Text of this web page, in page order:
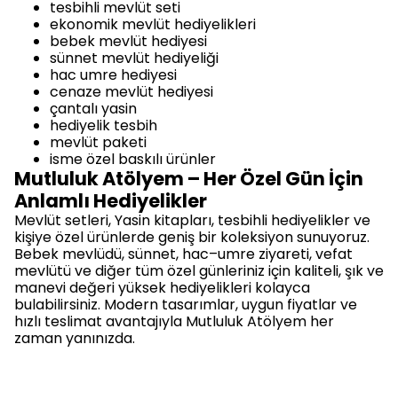
tesbihli mevlüt seti
ekonomik mevlüt hediyelikleri
bebek mevlüt hediyesi
sünnet mevlüt hediyeliği
hac umre hediyesi
cenaze mevlüt hediyesi
çantalı yasin
hediyelik tesbih
mevlüt paketi
isme özel baskılı ürünler
Mutluluk Atölyem – Her Özel Gün İçin
Anlamlı Hediyelikler
Mevlüt setleri, Yasin kitapları, tesbihli hediyelikler ve
kişiye özel ürünlerde geniş bir koleksiyon sunuyoruz.
Bebek mevlüdü, sünnet, hac–umre ziyareti, vefat
mevlütü ve diğer tüm özel günleriniz için kaliteli, şık ve
manevi değeri yüksek hediyelikleri kolayca
bulabilirsiniz. Modern tasarımlar, uygun fiyatlar ve
hızlı teslimat avantajıyla Mutluluk Atölyem her
zaman yanınızda.